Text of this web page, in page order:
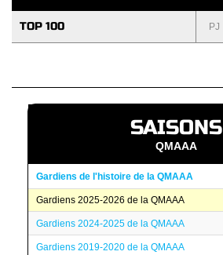
TOP 100 PJ
SAISONS
QMAAA
Gardiens de l'histoire de la QMAAA
Gardiens 2025-2026 de la QMAAA
Gardiens 2024-2025 de la QMAAA
Gardiens 2019-2020 de la QMAAA